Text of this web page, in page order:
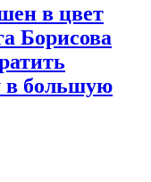
в цвет
Борисова
в большую